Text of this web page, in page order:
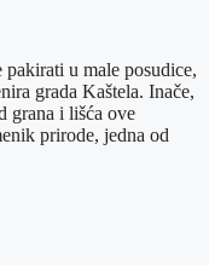
u male posudice,
grada Kaštela. Inače,
grana i lišća ove
prirode, jedna od